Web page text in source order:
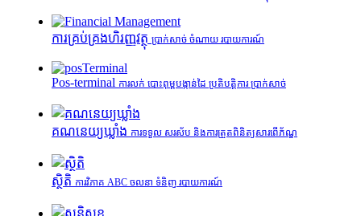
ការគ្រប់គ្រង​ហិរញ្ញវត្ថុ ប្រាក់សាច់ ចំណាយ របាយការណ៍
Pos-terminal ការលក់ បោះពុម្ពបង្កាន់ដៃ ប្រតិបត្តិការ ប្រាក់សាច់
គណនេយ្យឃ្លាំង ការទទួល សរស័ប និងការត្រួតពិនិត្យសារពើភ័ណ្ឌ
ស្ថិតិ ការវិភាគ ABC ចលនា ទំនិញ របាយការណ៍